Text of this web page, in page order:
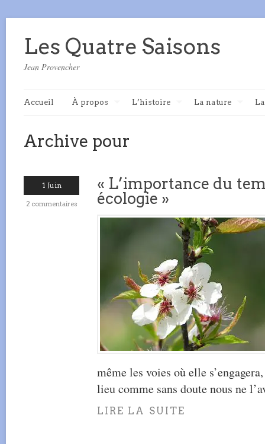
Les Quatre Saisons
Jean Provencher
Accueil À propos L’histoire La nature
Archive pour
1 Juin
2 commentaires
« L’importance du
écologie »
même les voies où elle
lieu comme sans doute nous ne
LIRE LA SUITE